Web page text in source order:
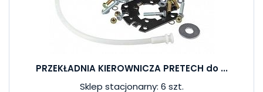
PRZEKŁADNIA KIEROWNICZA PRETECH do ...
Sklep stacjonarny: 6 szt.